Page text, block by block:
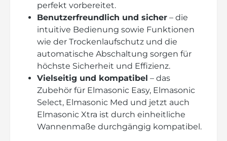
perfekt vorbereitet.
Benutzerfreundlich und sicher – die
intuitive Bedienung sowie Funktionen
wie der Trockenlaufschutz und die
automatische Abschaltung sorgen für
höchste Sicherheit und Effizienz.
Vielseitig und kompatibel – das
Zubehör für Elmasonic Easy, Elmasonic
Select, Elmasonic Med und jetzt auch
Elmasonic Xtra ist durch einheitliche
Wannenmaße durchgängig kompatibel.